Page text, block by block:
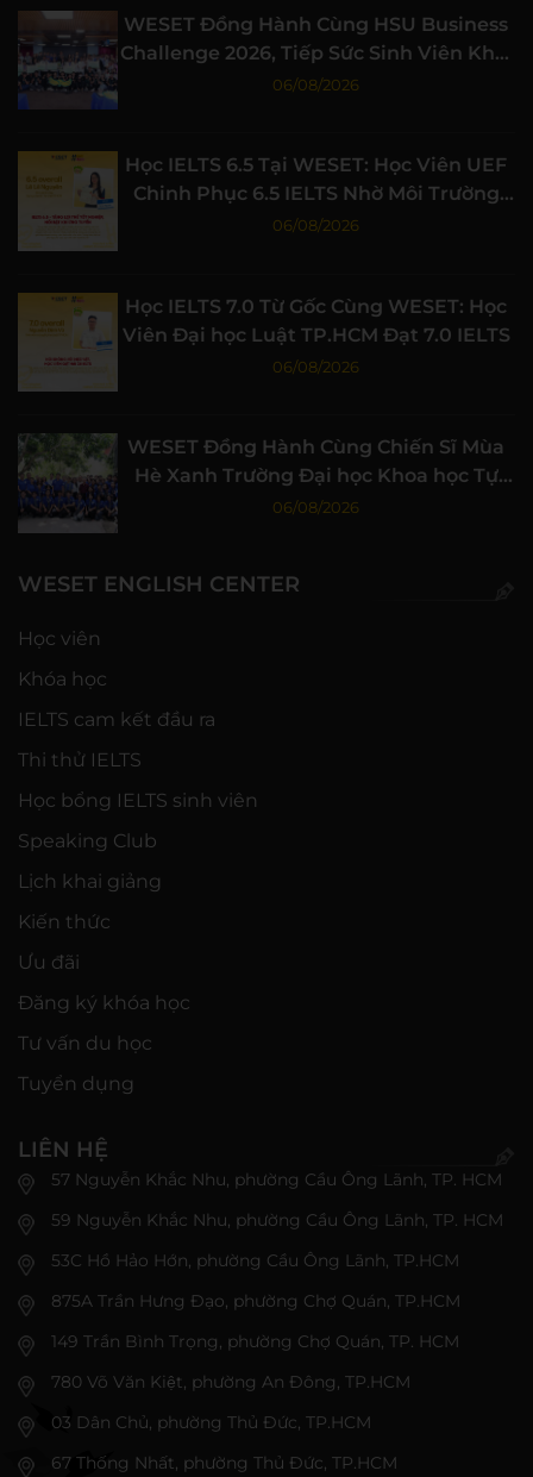
WESET Đồng Hành Cùng HSU Business
Challenge 2026, Tiếp Sức Sinh Viên Khởi
Nghiệp
06/08/2026
Học IELTS 6.5 Tại WESET: Học Viên UEF
Chinh Phục 6.5 IELTS Nhờ Môi Trường
Học Tập Chất Lượng
06/08/2026
Học IELTS 7.0 Từ Gốc Cùng WESET: Học
Viên Đại học Luật TP.HCM Đạt 7.0 IELTS
06/08/2026
WESET Đồng Hành Cùng Chiến Sĩ Mùa
Hè Xanh Trường Đại học Khoa học Tự
nhiên, ĐHQG-HCM
06/08/2026
WESET ENGLISH CENTER
Học viên
Khóa học
IELTS cam kết đầu ra
Thi thử IELTS
Học bổng IELTS sinh viên
Speaking Club
Lịch khai giảng
Kiến thức
Ưu đãi
Đăng ký khóa học
Tư vấn du học
Tuyển dụng
LIÊN HỆ
57 Nguyễn Khắc Nhu, phường Cầu Ông Lãnh, TP. HCM
59 Nguyễn Khắc Nhu, phường Cầu Ông Lãnh, TP. HCM
53C Hồ Hảo Hớn, phường Cầu Ông Lãnh, TP.HCM
875A Trần Hưng Đạo, phường Chợ Quán, TP.HCM
149 Trần Bình Trọng, phường Chợ Quán, TP. HCM
780 Võ Văn Kiệt, phường An Đông, TP.HCM
03 Dân Chủ, phường Thủ Đức, TP.HCM
67 Thống Nhất, phường Thủ Đức, TP.HCM